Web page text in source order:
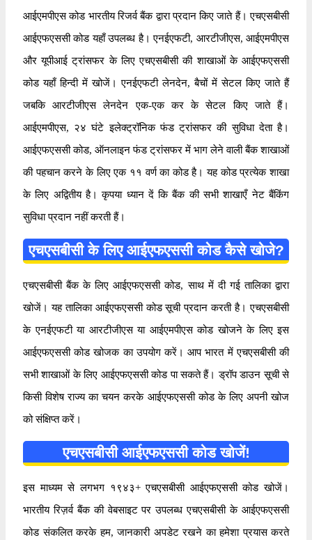
आईएमपीएस कोड भारतीय रिजर्व बैंक द्वारा प्रदान किए जाते हैं। एचएसबीसी
आईएफएससी कोड यहाँ उपलब्ध है। एनईएफटी, आरटीजीएस, आईएमपीएस
और यूपीआई ट्रांसफर के लिए एचएसबीसी की शाखाओं के आईएफएससी
कोड यहाँ हिन्दी में खोजें। एनईएफटी लेनदेन, बैचों में सेटल किए जाते हैं
जबकि आरटीजीएस लेनदेन एक-एक कर के सेटल किए जाते हैं।
आईएमपीएस, २४ घंटे इलेक्ट्रॉनिक फंड ट्रांसफर की सुविधा देता है।
आईएफएससी कोड, ऑनलाइन फंड ट्रांसफर में भाग लेने वाली बैंक शाखाओं
की पहचान करने के लिए एक ११ वर्ण का कोड है। यह कोड प्रत्येक शाखा
के लिए अद्वितीय है। कृपया ध्यान दें कि बैंक की सभी शाखाएँ नेट बैंकिंग
सुविधा प्रदान नहीं करती हैं।
एचएसबीसी के लिए आईएफएससी कोड कैसे खोजे?
एचएसबीसी बैंक के लिए आईएफएससी कोड, साथ में दी गई तालिका द्वारा
खोजें। यह तालिका आईएफएससी कोड सूची प्रदान करती है। एचएसबीसी
के एनईएफटी या आरटीजीएस या आईएमपीएस कोड खोजने के लिए इस
आईएफएससी कोड खोजक का उपयोग करें। आप भारत में एचएसबीसी की
सभी शाखाओं के लिए आईएफएससी कोड पा सकते हैं। ड्रॉप डाउन सूची से
किसी विशेष राज्य का चयन करके आईएफएससी कोड के लिए अपनी खोज
को संक्षिप्त करें।
एचएसबीसी आईएफएससी कोड खोजें!
इस माध्यम से लगभग १९४३+ एचएसबीसी आईएफएससी कोड खोजें।
भारतीय रिज़र्व बैंक की वेबसाइट पर उपलब्ध एचएसबीसी के आईएफएससी
कोड संकलित करके हम, जानकारी अपडेट रखने का हमेशा प्रयास करते